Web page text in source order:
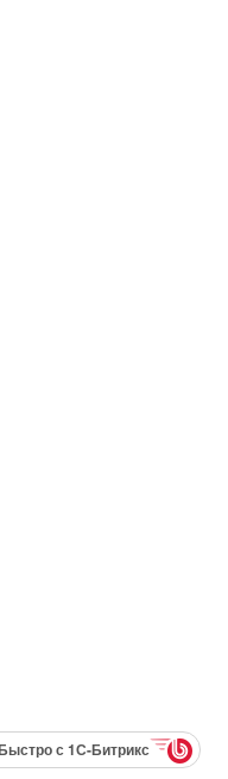
с 1С-Битрикс